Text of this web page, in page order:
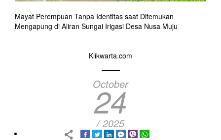
Mayat Perempuan Tanpa Identitas saat Ditemukan
Mengapung di Aliran Sungai Irigasi Desa Nusa Muju
Klikwarta.com
October
24
/ 2025